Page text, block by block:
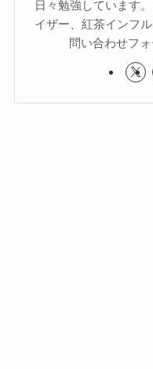
日々勉強しています
イザー、紅茶インフ
問い合わせフ